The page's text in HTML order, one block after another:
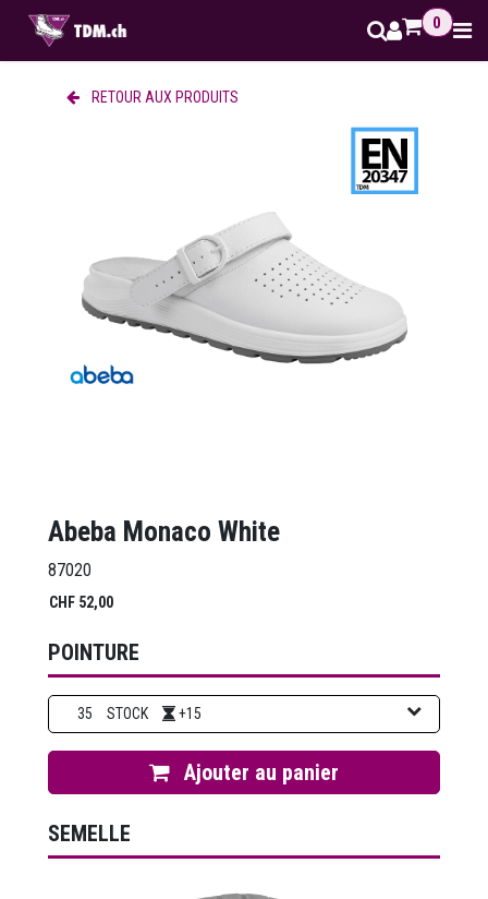
0
RETOUR AUX PRODUITS
Abeba Monaco White
87020
CHF 52,00
POINTURE
35 STOCK +15
Ajouter au panier
SEMELLE